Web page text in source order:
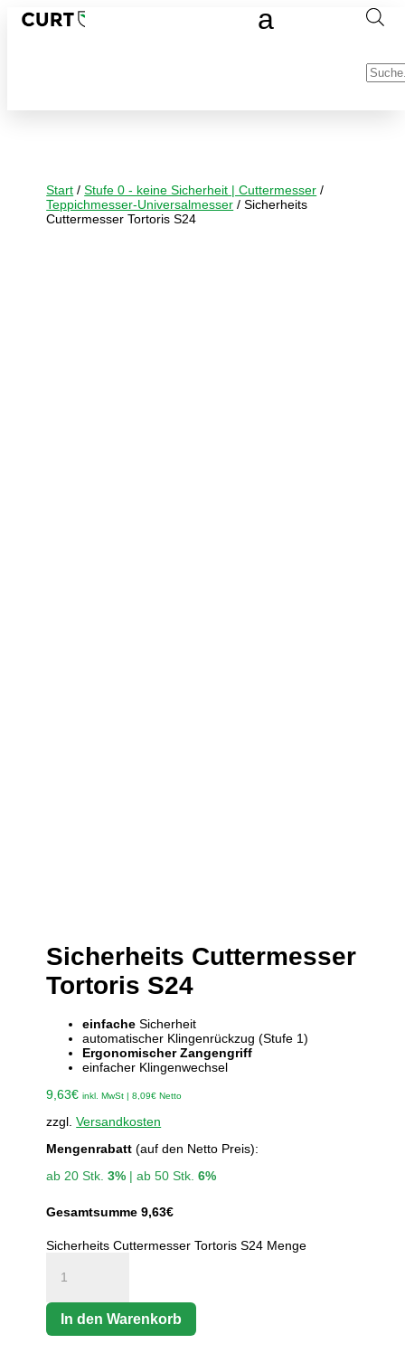
Start /Stufe 0 - keine Sicherheit | Cuttermesser /
Teppichmesser-Universalmesser / Sicherheits
Cuttermesser Tortoris S24
Sicherheits Cuttermesser
Tortoris S24
einfacheSicherheit
automatischer Klingenrückzug (Stufe 1)
Ergonomischer Zangengriff
einfacher Klingenwechsel
9,63€ inkl. MwSt |8,09€ Netto
zzgl.Versandkosten
Mengenrabatt (auf den Netto Preis):
ab 20 Stk.3% | ab 50 Stk.6%
Gesamtsumme 9,63€
Sicherheits Cuttermesser Tortoris S24 Menge
In den Warenkorb